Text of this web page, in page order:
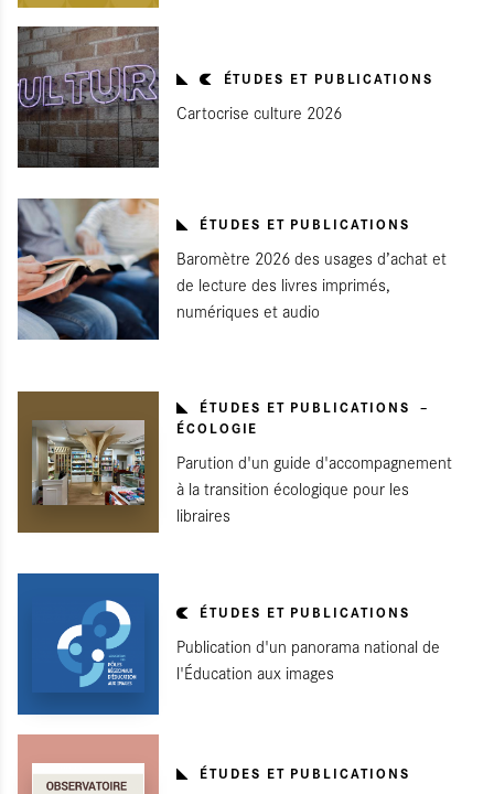
ÉTUDES ET PUBLICATIONS
Cartocrise culture 2026
ÉTUDES ET PUBLICATIONS
Baromètre 2026 des usages d’achat et
de lecture des livres imprimés,
numériques et audio
ÉTUDES ET PUBLICATIONS
ÉCOLOGIE
Parution d'un guide d'accompagnement
à la transition écologique pour les
libraires
ÉTUDES ET PUBLICATIONS
Publication d'un panorama national de
l'Éducation aux images
ÉTUDES ET PUBLICATIONS